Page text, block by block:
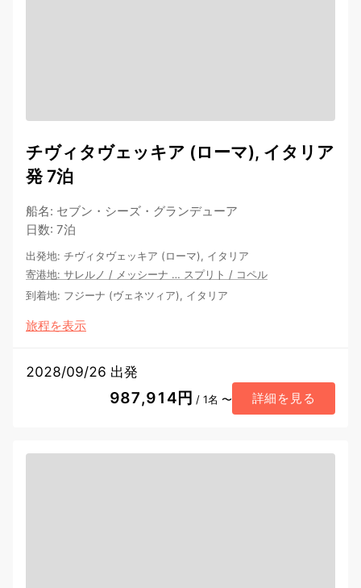
チヴィタヴェッキア (ローマ), イタリア
発 7泊
船名: セブン・シーズ・グランデューア
日数: 7泊
出発地: チヴィタヴェッキア (ローマ), イタリア
寄港地: サレルノ / メッシーナ … スプリト / コペル
到着地: フジーナ (ヴェネツィア), イタリア
旅程を表示
2028/09/26 出発
987,914円 / 1名 〜 詳細を見る